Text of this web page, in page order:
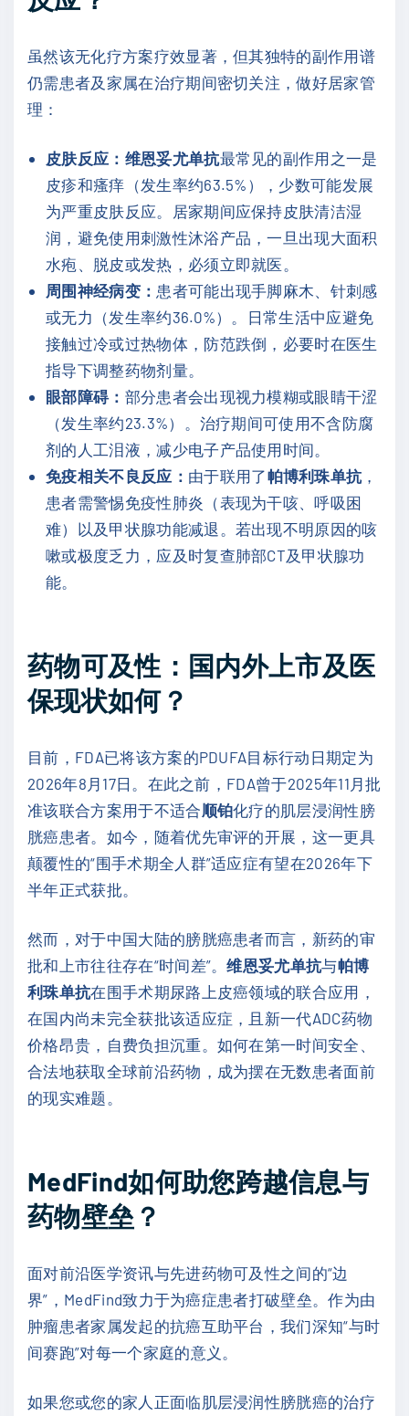
虽然该无化疗方案疗效显著，但其独特的副作用谱
仍需患者及家属在治疗期间密切关注，做好居家管
理：
皮肤反应： 维恩妥尤单抗最常见的副作用之一是
皮疹和瘙痒（发生率约63.5%），少数可能发展
为严重皮肤反应。居家期间应保持皮肤清洁湿
润，避免使用刺激性沐浴产品，一旦出现大面积
水疱、脱皮或发热，必须立即就医。
周围神经病变： 患者可能出现手脚麻木、针刺感
或无力（发生率约36.0%）。日常生活中应避免
接触过冷或过热物体，防范跌倒，必要时在医生
指导下调整药物剂量。
眼部障碍： 部分患者会出现视力模糊或眼睛干涩
（发生率约23.3%）。治疗期间可使用不含防腐
剂的人工泪液，减少电子产品使用时间。
免疫相关不良反应： 由于联用了帕博利珠单抗，
患者需警惕免疫性肺炎（表现为干咳、呼吸困
难）以及甲状腺功能减退。若出现不明原因的咳
嗽或极度乏力，应及时复查肺部CT及甲状腺功
能。
药物可及性：国内外上市及医
保现状如何？
目前，FDA已将该方案的PDUFA目标行动日期定为
2026年8月17日。在此之前，FDA曾于2025年11月批
准该联合方案用于不适合顺铂化疗的肌层浸润性膀
胱癌患者。如今，随着优先审评的开展，这一更具
颠覆性的“围手术期全人群”适应症有望在2026年下
半年正式获批。
然而，对于中国大陆的膀胱癌患者而言，新药的审
批和上市往往存在“时间差”。维恩妥尤单抗与帕博
利珠单抗在围手术期尿路上皮癌领域的联合应用，
在国内尚未完全获批该适应症，且新一代ADC药物
价格昂贵，自费负担沉重。如何在第一时间安全、
合法地获取全球前沿药物，成为摆在无数患者面前
的现实难题。
MedFind如何助您跨越信息与
药物壁垒？
面对前沿医学资讯与先进药物可及性之间的“边
界”，MedFind致力于为癌症患者打破壁垒。作为由
肿瘤患者家属发起的抗癌互助平台，我们深知“与时
间赛跑”对每一个家庭的意义。
如果您或您的家人正面临肌层浸润性膀胱癌的治疗